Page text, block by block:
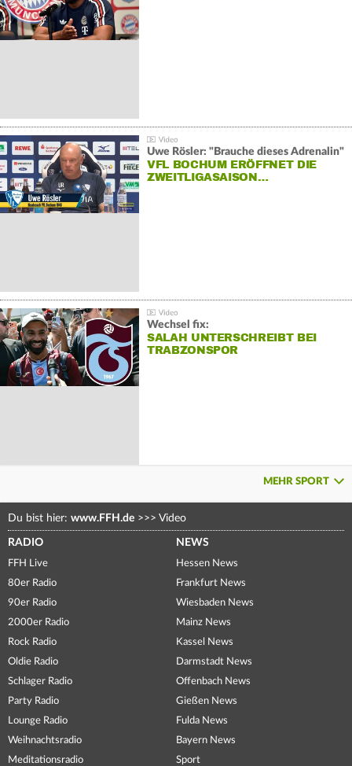
Uwe Rösler: "Brauche dieses Adrenalin"
VFL BOCHUM ERÖFFNET DIE
ZWEITLIGASAISON…
Wechsel fix:
SALAH UNTERSCHREIBT BEI
TRABZONSPOR
MEHR SPORT
Du bist hier: www.FFH.de >>> Video
RADIO
FFH Live
80er Radio
90er Radio
2000er Radio
Rock Radio
Oldie Radio
Schlager Radio
Party Radio
Lounge Radio
Weihnachtsradio
Meditationsradio
NEWS
Hessen News
Frankfurt News
Wiesbaden News
Mainz News
Kassel News
Darmstadt News
Offenbach News
Gießen News
Fulda News
Bayern News
Sport